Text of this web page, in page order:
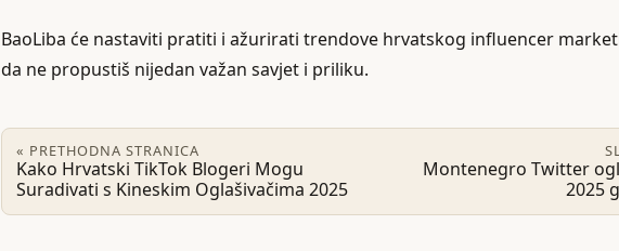
BaoLiba će nastaviti pratiti i ažurirati trendove hrvatskog influencer
da ne propustiš nijedan važan savjet i priliku.
« PRETHODNA STRANICA
Kako Hrvatski TikTok Blogeri Mogu
Suradivati s Kineskim Oglašivačima 2025
Montenegro Twitter
2025